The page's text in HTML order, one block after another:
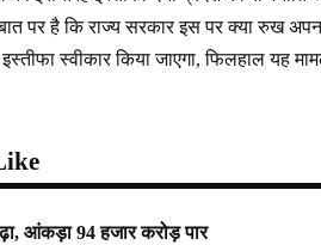
पर है कि राज्य सरकार इस पर क्या रुख
स्वीकार किया जाएगा, फिलहाल यह
आंकड़ा 94 हजार करोड़ पार